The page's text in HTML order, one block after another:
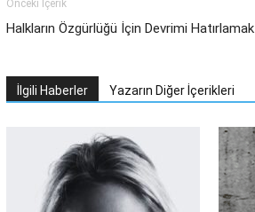
Önceki İçerik
Halkların Özgürlüğü İçin Devrimi Hatırlamak
İlgili Haberler Yazarın Diğer İçerikleri